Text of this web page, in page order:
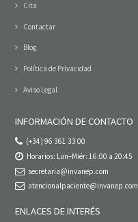
Cita
Contactar
Blog
Política de Privacidad
Aviso Legal
INFORMACIÓN DE CONTACTO
(+34) 96 361 33 00
Horarios: Lun–Miér: 16:00 a 20:45
secretaria@invanep.com
atencionalpaciente@invanep.com
ENLACES DE INTERÉS